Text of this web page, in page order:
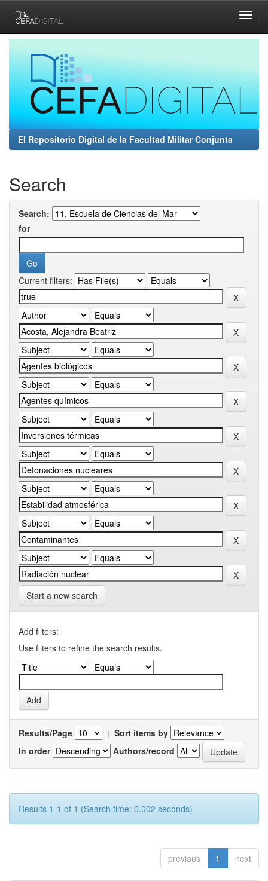
navigation
El Repositorio Digital de la Facultad Militar Conjunta
Search
Search:
for
Current filters:
Start a new search
Add filters:
Use filters to refine the search results.
Results/Page | Sort items by
In order
Authors/record
Results 1-1 of 1 (Search time: 0.002 seconds).
previous 1 next